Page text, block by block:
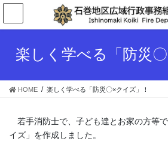
コ
テ
ス
ナ
ゲ
ン
楽しく学べる「防災
HOME 楽しく学べる「防災〇×クイズ」！
若手消防士で、子ども達とお家の方等
イズ」を作成しました。